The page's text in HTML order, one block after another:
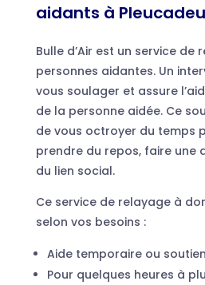
aidants à
Bulle d’Air est un service de
personnes aidantes. Un
vous soulager et assure
de la personne aidée. Ce
de vous octroyer du temps
prendre du repos, faire une
du lien social.
Ce service de relayage à
selon vos besoins :
Aide temporaire ou
Pour quelques heures à